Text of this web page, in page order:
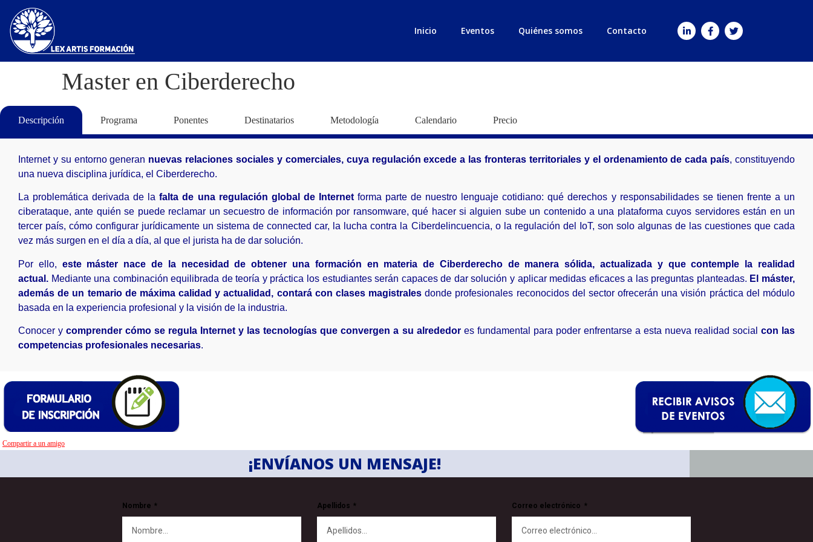
Inicio Eventos Quiénes somos Contacto
Master en Ciberderecho
Descripción Programa Ponentes Destinatarios Metodología Calendario Precio
Internet y su entorno generan nuevas relaciones sociales y comerciales, cuya regulación excede a las fronteras territoriales y el ordenamiento de cada país, constituyendo
una nueva disciplina jurídica, el Ciberderecho.
La problemática derivada de lafalta de una regulación global de Internetforma parte de nuestro lenguaje cotidiano: qué derechos y responsabilidades se tienen frente a un
ciberataque, ante quién se puede reclamar un secuestro de información por ransomware, qué hacer si alguien sube un contenido a una plataforma cuyos servidores están en un
tercer país, cómo configurar jurídicamente un sistema de connected car, la lucha contra la Ciberdelincuencia, o la regulación del IoT, son solo algunas de las cuestiones que cada
vez más surgen en el día a día, al que el jurista ha de dar solución.
Por ello, estemáster nace de la necesidad de obtener una formación en materia de Ciberderecho de manera sólida, actualizada y que contemple la realidad
actual. Mediante una combinación equilibrada de teoría y práctica los estudiantes serán capaces de dar solución y aplicar medidas eficaces a las preguntas planteadas. El máster,
además de un temario de máxima calidad y actualidad, contará con clases magistrales donde profesionales reconocidos del sector ofrecerán una visión práctica del módulo
basada en la experiencia profesional y la visión de la industria.
Conocer ycomprender cómo se regula Internet y las tecnologías que convergen a su alrededores fundamental para poder enfrentarse a esta nueva realidad social con las
competencias profesionales necesarias.
Compartir a un amigo
¡ENVÍANOS UN MENSAJE!
Nombre Apellidos Correo electrónico